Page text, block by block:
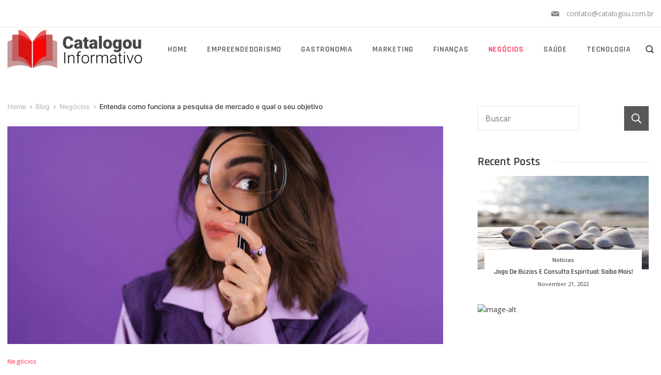
content
contato@catalogou.com.br
HOME EMPREENDEDORISMO GASTRONOMIA MARKETING FINANÇAS NEGÓCIOS SAÚDE TECNOLOGIA
Home Blog Negócios Entenda como funciona a pesquisa de mercado e qual o seu objetivo
Negócios
Recent Posts
Notícias
Jogo De Búzios E Consulta Espiritual: Saiba Mais!
November 21, 2022